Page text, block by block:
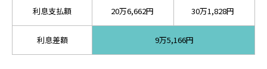
利息支払額 20万6,662円 30万1,828円
利息差額 9万5,166円